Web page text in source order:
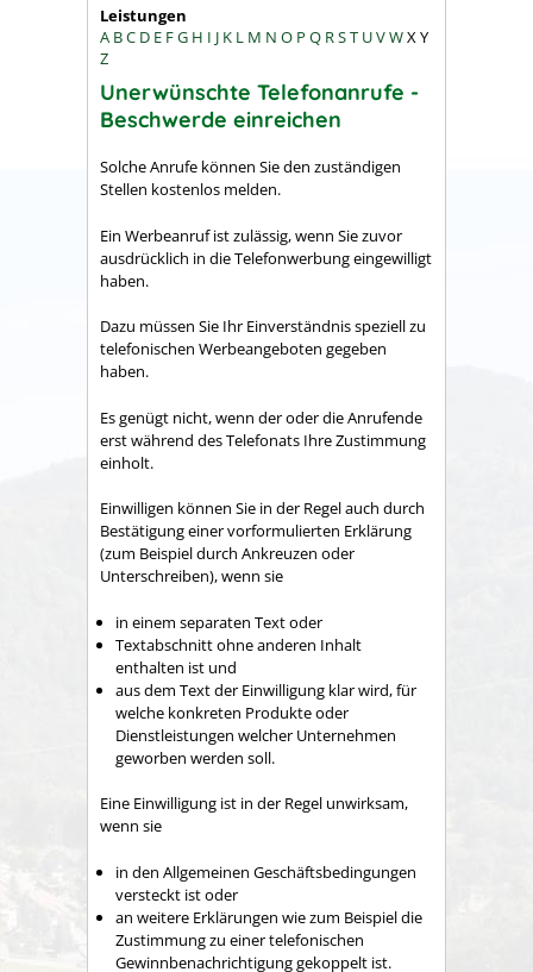
Leistungen
A BC D E FG H I J K L M N O P Q RST UVWXY
Z
Unerwünschte Telefonanrufe -
Beschwerde einreichen
Solche Anrufe können Sie den zuständigen
Stellen kostenlos melden.
Ein Werbeanruf ist zulässig, wenn Sie zuvor
ausdrücklich in die Telefonwerbung eingewilligt
haben.
Dazu müssen Sie Ihr Einverständnis speziell zu
telefonischen Werbeangeboten gegeben
haben.
Es genügt nicht, wenn der oder die Anrufende
erst während des Telefonats Ihre Zustimmung
einholt.
Einwilligen können Sie in der Regel auch durch
Bestätigungeiner vorformulierten Erklärung
(zum Beispiel durch Ankreuzen oder
Unterschreiben), wenn sie
in einem separaten Text oder
Textabschnitt ohne anderen Inhalt
enthalten ist und
aus dem Text der Einwilligung klar wird, für
welche konkreten Produkte oder
Dienstleistungen welcher Unternehmen
geworben werden soll.
Eine Einwilligung ist in der Regel unwirksam,
wenn sie
in den Allgemeinen Geschäftsbedingungen
versteckt ist oder
an weitere Erklärungen wie zum Beispiel die
Zustimmung zu einer telefonischen
Gewinnbenachrichtigung gekoppelt ist.